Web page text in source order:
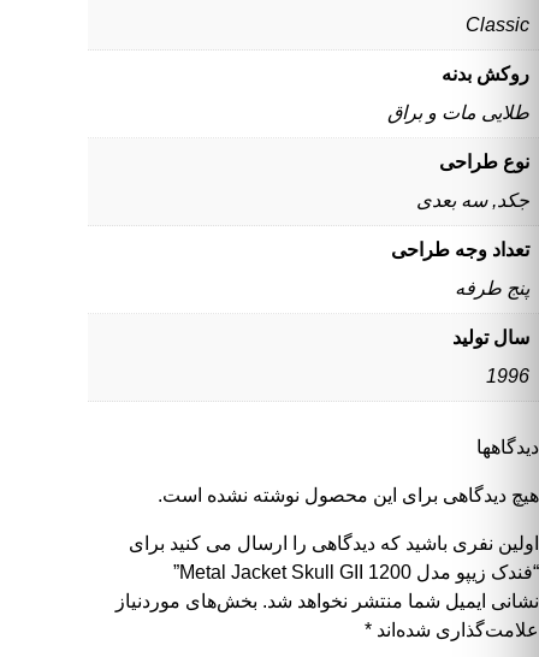
Classic
روکش بدنه
طلایی مات و براق
نوع طراحی
جکد, سه بعدی
تعداد وجه طراحی
پنج طرفه
سال تولید
1996
دیدگاهها
هیچ دیدگاهی برای این محصول نوشته نشده است.
اولین نفری باشید که دیدگاهی را ارسال می کنید برای
“فندک زیپو مدل Metal Jacket Skull GII 1200”
نشانی ایمیل شما منتشر نخواهد شد. بخش‌های موردنیاز
علامت‌گذاری شده‌اند *